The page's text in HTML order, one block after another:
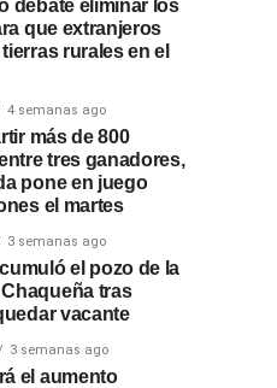
debate eliminar los
que extranjeros
rurales en el
4 semanas ago
más de 800
tres ganadores,
pone en juego
el martes
3 semanas ago
el pozo de la
tras
vacante
3 semanas ago
el aumento